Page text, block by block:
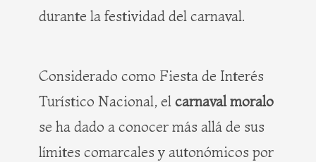
durante la festividad del carnaval.
Considerado como Fiesta de Interés
Turístico Nacional, el carnaval moralo
se ha dado a conocer más allá de sus
límites comarcales y autonómicos por